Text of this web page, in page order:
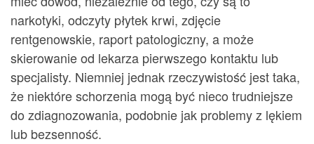
narkotyki, odczyty płytek krwi, zdjęcie
rentgenowskie, raport patologiczny, a może
skierowanie od lekarza pierwszego kontaktu lub
specjalisty. Niemniej jednak rzeczywistość jest taka,
że ​​niektóre schorzenia mogą być nieco trudniejsze
do zdiagnozowania, podobnie jak problemy z lękiem
lub bezsenność.